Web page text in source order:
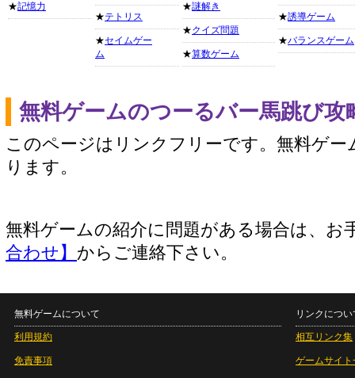
★記憶力
★テトリス
★セイムゲー
ム
★謎解き
★クイズ問題
★算数ゲーム
★誘導ゲーム
★バランスゲーム
無料ゲームのつーるバー馬跳び
このページはリンクフリーです。無料ゲー
ります。
無料ゲームの紹介に問題がある場合は、お
合わせ】 からご連絡下さい。
無料ゲームについて
利用規約
免責事項
リンクについ
相互リンク集
ゲームサイト